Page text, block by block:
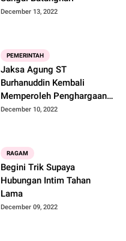
December 13, 2022
PEMERINTAH
Jaksa Agung ST
Burhanuddin Kembali
Memperoleh Penghargaan
Atas Keterbukaan Informasi
December 10, 2022
RAGAM
Begini Trik Supaya
Hubungan Intim Tahan
Lama
December 09, 2022